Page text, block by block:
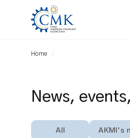
Home
News,
All AKMI's